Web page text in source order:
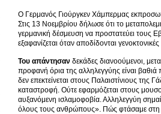
Ο Γερμανός Γιούργκεν Χάμπερμας
Στις 13 Νοεμβρίου δήλωσε ότι το
γερμανική δέσμευση να προστατεύει τους
εξαφανίζεται όταν αποδίδονται
Του απάντησαν δεκάδες διανοούμενοι,
προφανή όρια της αλληλεγγύης είναι
δεν επεκτείνεται στους Παλαιστίνιους της
καταστροφή. Ούτε εφαρμόζεται στους
αυξανόμενη ισλαμοφοβία. Αλληλεγγύη
όλους τους ανθρώπους». Πώς φτάσαμε